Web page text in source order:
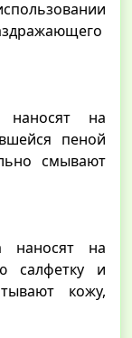
наносят на
пеной
смывают
наносят на
салфетку и
кожу,